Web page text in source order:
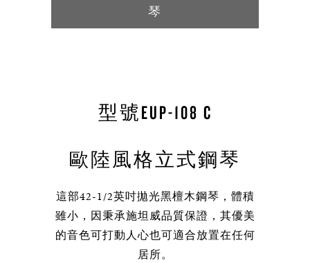
琴
型號EUP-108 C
歐陸風格立式鋼琴
這部42-1/2英吋拋光黑檀木鋼琴，體積
雖小，因秉承施坦威品質保證，其優美
的音色可打動人心也可適合放置在任何
居所。